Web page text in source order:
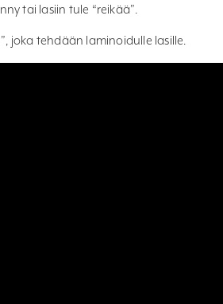
tai lasiin tule “reikää”.
joka tehdään laminoidulle lasille.